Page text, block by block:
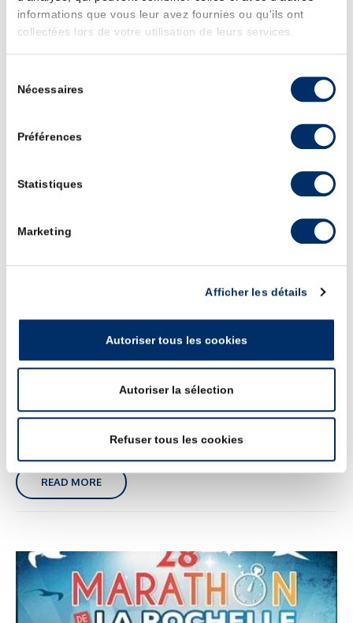
informations que vous leur avez fournies ou qu'ils ont
collectées lors de votre utilisation de leurs services.
duNécessaires
Préférences
Statistiques
Marketing
Afficher les détails
Autoriser tous les cookies
Autoriser la sélection
Refuser tous les cookies
avec plus de 3200 féminines au départ.Les déguisements
étaient au rendez-vous et les girls se sont données à fond sous un
superbe soleil.Nous sommes toutes des wonderwomen ! Rendez-
READ MORE